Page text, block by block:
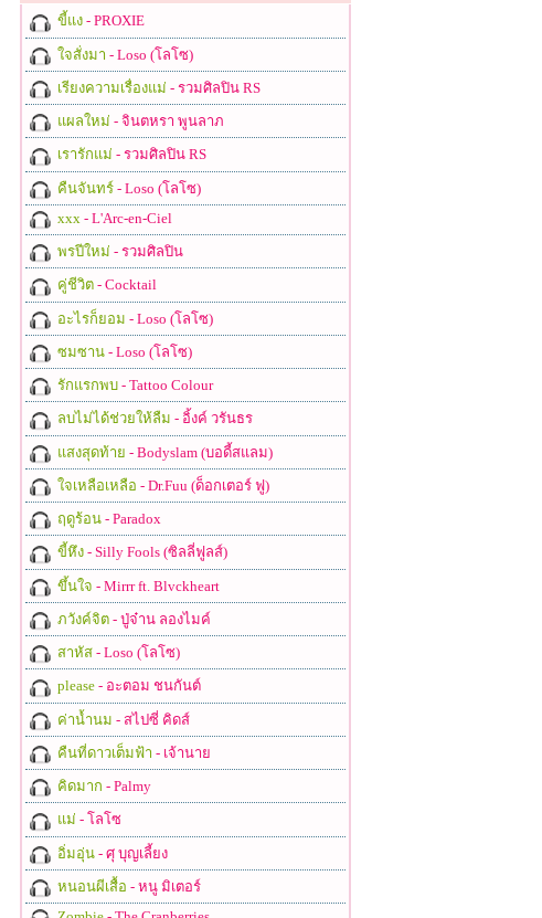
ขี้แง- PROXIE
ใจสั่งมา - Loso (โลโซ)
เรียงความเรื่องแม่ - รวมศิลปิน RS
แผลใหม่ - จินตหรา พูนลาภ
เรารักแม่ - รวมศิลปิน RS
คืนจันทร์- Loso (โลโซ)
xxx - L'Arc-en-Ciel
พรปีใหม่ - รวมศิลปิน
คู่ชีวิต- Cocktail
อะไรก็ยอม - Loso (โลโซ)
ซมซาน- Loso (โลโซ)
รักแรกพบ- Tattoo Colour
ลบไม่ได้ช่วยให้ลืม - อิ้งค์ วรันธร
แสงสุดท้าย - Bodyslam (บอดี้สแลม)
ใจเหลือเหลือ - Dr.Fuu (ด็อกเตอร์ ฟู)
ฤดูร้อน- Paradox
ขี้หึง- Silly Fools (ซิลลี่ฟูลส์)
ขึ้นใจ - Mirrr ft. Blvckheart
ภวังค์จิต- ปู่จ๋าน ลองไมค์
สาหัส- Loso (โลโซ)
please- อะตอม ชนกันต์
ค่าน้ำนม - สไปซี่ คิดส์
คืนที่ดาวเต็มฟ้า - เจ้านาย
คิดมาก - Palmy
แม่ - โลโซ
อิ่มอุ่น- ศุ บุญเลี้ยง
หนอนผีเสื้อ - หนู มิเตอร์